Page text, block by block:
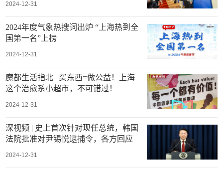
2024-12-31
2024年度气象热搜词出炉 “上海热到全
国第一名”上榜
2024-12-31
魔都生活指北 | 买东西=做公益！上海
这个治愈系小超市，不可错过！
2024-12-31
深视频 | 史上首次针对现任总统，韩国
法院批准对尹锡悦逮捕令，各方回应
2024-12-31